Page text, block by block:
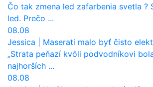
Čo tak zmena led zafarbenia svetla ?
led. Prečo ...
08.08
Jessica
Maserati malo byť čisto elektrické. Teraz zisťuje, že
„Strata peňazí kvôli podvodníkovi
najhorších ...
08.08